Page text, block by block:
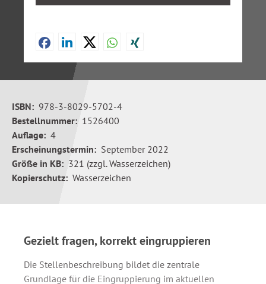
ISBN: 978-3-8029-5702-4
Bestellnummer: 1526400
Auflage: 4
Erscheinungstermin: September 2022
Größe in KB: 321 (zzgl. Wasserzeichen)
Kopierschutz: Wasserzeichen
Gezielt fragen, korrekt eingruppieren
Die Stellenbeschreibung bildet die zentrale
Grundlage für die Eingruppierung im aktuellen